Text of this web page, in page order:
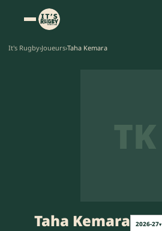
It's Rugby›Joueurs›Taha Kemara
TK
Taha Kemara 2026-27▾